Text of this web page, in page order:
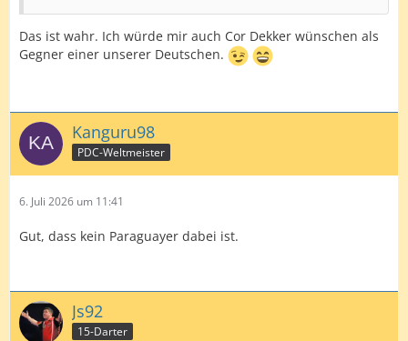
Das ist wahr. Ich würde mir auch Cor Dekker wünschen als
Gegner einer unserer Deutschen.
Kanguru98
PDC-Weltmeister
6. Juli 2026 um 11:41
Gut, dass kein Paraguayer dabei ist.
Js92
15-Darter